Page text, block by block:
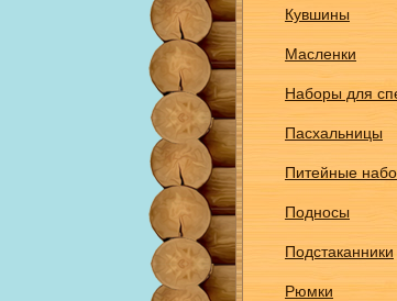
Кувшины
Масленки
Наборы для
Пасхальницы
Питейные
Подносы
Подстаканники
Рюмки